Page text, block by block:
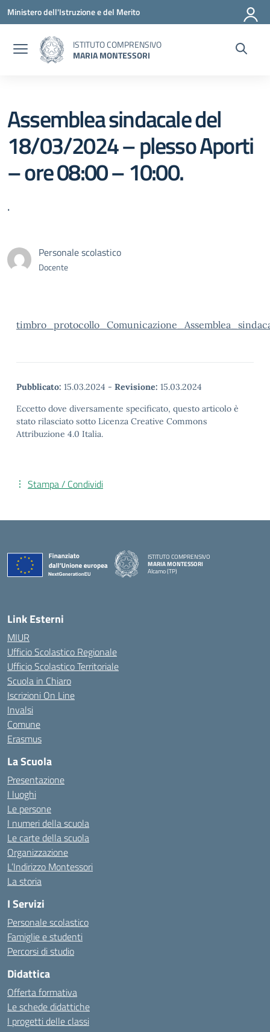
Vai ai contenuti
Vai al menu di navigazione
Vai al footer
Ministero dell'Istruzione e del Merito
ISTITUTO COMPRENSIVO
MARIA MONTESSORI
Assemblea sindacale del
18/03/2024 – plesso Aporti
– ore 08:00 – 10:00.
.
Personale scolastico
Docente
Pubblicato: 15.03.2024 - Revisione: 15.03.2024
Eccetto dove diversamente specificato, questo articolo è
stato rilasciato sotto Licenza Creative Commons
Attribuzione 4.0 Italia.
Stampa / Condividi
ISTITUTO COMPRENSIVO
MARIA MONTESSORI
Alcamo (TP)
Link Esterni
MIUR
Ufficio Scolastico Regionale
Ufficio Scolastico Territoriale
Scuola in Chiaro
Iscrizioni On Line
Invalsi
Comune
Erasmus
La Scuola
Presentazione
I luoghi
Le persone
I numeri della scuola
Le carte della scuola
Organizzazione
L’Indirizzo Montessori
La storia
I Servizi
Personale scolastico
Famiglie e studenti
Percorsi di studio
Didattica
Offerta formativa
Le schede didattiche
I progetti delle classi